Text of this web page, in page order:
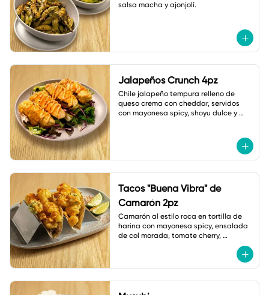
salsa macha y ajonjolí.
Jalapeños Crunch 4pz
Chile jalapeño tempura relleno de
queso crema con cheddar, servidos
con mayonesa spicy, shoyu dulce y
Tacos "Buena Vibra" de
Camarón 2pz
Camarón al estilo roca en tortilla de
harina con mayonesa spicy, ensalada
de col morada, tomate cherry,
jalapeño tempura, cebollín y shichimi.